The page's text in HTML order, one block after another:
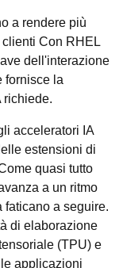
a rendere più
Con RHEL
dell'interazione
fornisce la
richiede.
acceleratori IA
estensioni di
quasi tutto
a un ritmo
faticano a seguire.
di elaborazione
(TPU) e
applicazioni